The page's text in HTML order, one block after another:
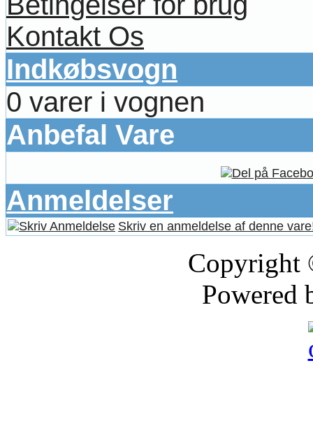
Kontakt Os
Indkøbsvogn
0 varer i vognen
Anbefal Vare
Anmeldelser
Skriv en anmeldelse af denne
Powered